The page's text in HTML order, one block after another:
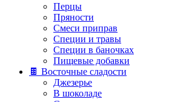
Перцы
Пряности
Смеси приправ
Специи и травы
Специи в баночках
Пищевые добавки
🍫 Восточные сладости
Джезерье
В шоколаде